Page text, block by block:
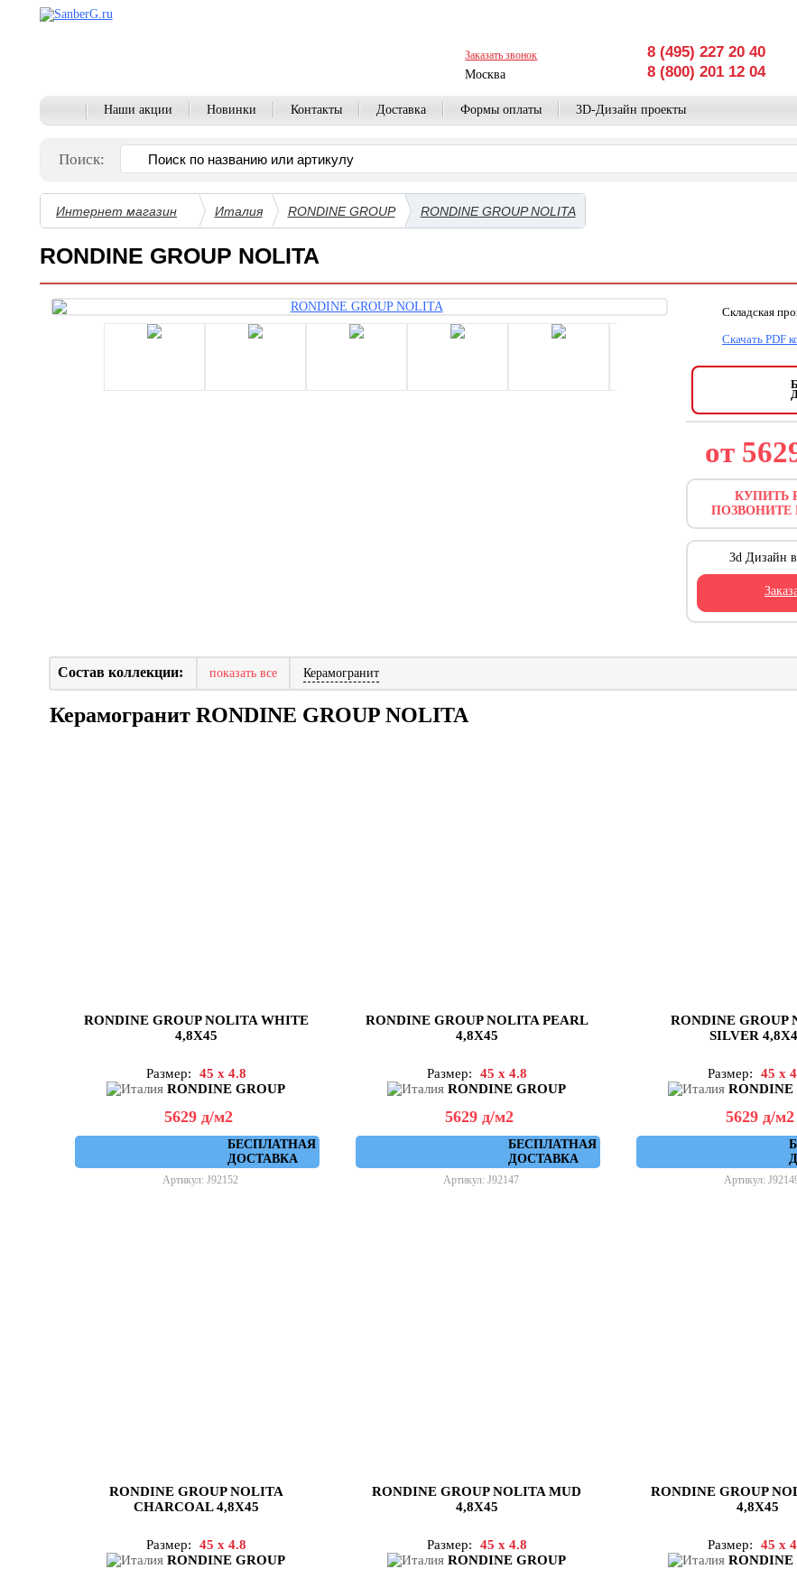
Заказать звонок
Москва
8 (495) 227 20 40
8 (800) 201 12 04
Наши акции Новинки Контакты Доставка Формы оплаты 3D-Дизайн проекты
Поиск:
Интернет магазин Италия RONDINE GROUP RONDINE GROUP NOLITA
RONDINE GROUP NOLITA
Складская
Скачать PDF
от
КУПИТЬ
ПОЗВОНИТЕ
3d Дизайн
Состав коллекции: показать все Керамогранит
Керамогранит RONDINE GROUP NOLITA
RONDINE GROUP NOLITA WHITE
4,8X45
Размер:
45 x 4.8
RONDINE GROUP
5629 д/м2
БЕСПЛАТНАЯ
ДОСТАВКА
Артикул: J92152
RONDINE GROUP NOLITA PEARL
4,8X45
Размер:
45 x 4.8
RONDINE GROUP
5629 д/м2
БЕСПЛАТНАЯ
ДОСТАВКА
Артикул: J92147
RONDINE GROUP
SILVER
Размер:
45 x
RONDINE
5629 д/м2
Артикул:
RONDINE GROUP NOLITA
CHARCOAL 4,8X45
Размер:
45 x 4.8
RONDINE GROUP
RONDINE GROUP NOLITA MUD
4,8X45
Размер:
45 x 4.8
RONDINE GROUP
RONDINE GROUP
4,8X45
Размер:
45 x
RONDINE